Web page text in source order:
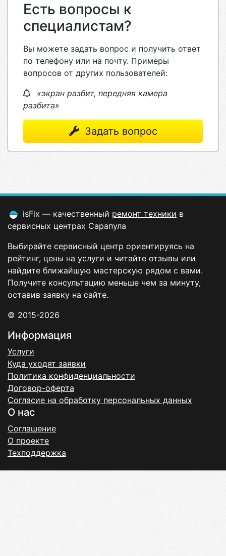
Есть вопросы к
специалистам?
Вы можете задать вопрос и получить ответ
по телефону или на почту. Примеры
вопросов от других пользователей:
«экран разбит, передняя камера
разбита»
Задать вопрос
isFix — качественный ремонт техники в
сервисных центрах Сарапула
Выбирайте сервисный центр ориентируясь на
рейтинг, цены на услуги и читайте отзывы или
найдите ближайшую мастерскую рядом с вами.
Получите консультацию меньше чем за минуту,
оставив заявку на сайте.
© 2015-2026
Информация
Услуги
Куда уходят заявки
Политика конфиденциальности
Договор-оферта
Согласие на обработку персональных данных
О нас
Соглашение
О проекте
Техподдержка